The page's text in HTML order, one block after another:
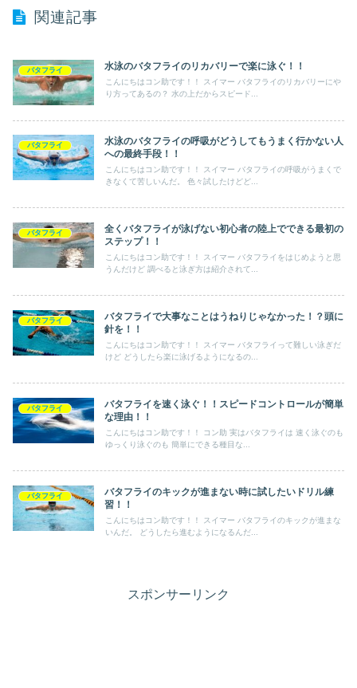
関連記事
バタフライ 水泳のバタフライのリカバリーで楽に泳ぐ！！
こんにちはコン助です！！ スイマー バタフライのリカバリーにや
り方ってあるの？ 水の上だからスピード...
バタフライ
水泳のバタフライの呼吸がどうしてもうまく行かない人
への最終手段！！
こんにちはコン助です！！ スイマー バタフライの呼吸がうまくで
きなくて苦しいんだ。 色々試したけどど...
バタフライ
全くバタフライが泳げない初心者の陸上でできる最初の
ステップ！！
こんにちはコン助です！！ スイマー バタフライをはじめようと思
うんだけど 調べると泳ぎ方は紹介されて...
バタフライ
バタフライで大事なことはうねりじゃなかった！？頭に
針を！！
こんにちはコン助です！！ スイマー バタフライって難しい泳ぎだ
けど どうしたら楽に泳げるようになるの...
バタフライ
バタフライを速く泳ぐ！！スピードコントロールが簡単
な理由！！
こんにちはコン助です！！ コン助 実はバタフライは 速く泳ぐのも
ゆっくり泳ぐのも 簡単にできる種目な...
バタフライ
バタフライのキックが進まない時に試したいドリル練
習！！
こんにちはコン助です！！ スイマー バタフライのキックが進まな
いんだ。 どうしたら進むようになるんだ...
スポンサーリンク